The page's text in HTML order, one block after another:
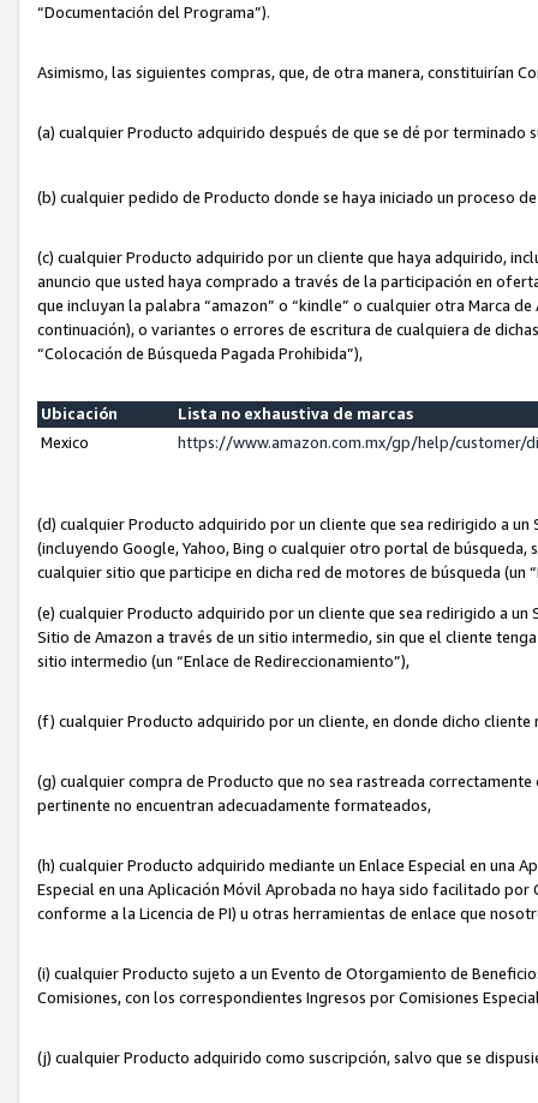
“Documentación del Programa”).
Asimismo, las siguientes compras, que, de otra manera, constituirían
(a) cualquier Producto adquirido después de que se dé por terminado
(b) cualquier pedido de Producto donde se haya iniciado un proceso
(c) cualquier Producto adquirido por un cliente que haya adquirido,
anuncio que usted haya comprado a través de la participación en
que incluyan la palabra “amazon” o “kindle” o cualquier otra Marca
continuación), o variantes o errores de escritura de cualquiera de
“Colocación de Búsqueda Pagada Prohibida”),
Ubicación
Lista no exhaustiva de marcas
Mexico
https://www.amazon.com.mx/gp/help/customer/
(d) cualquier Producto adquirido por un cliente que sea redirigido a
(incluyendo Google, Yahoo, Bing o cualquier otro portal de
cualquier sitio que participe en dicha red de motores de búsqueda (un
(e) cualquier Producto adquirido por un cliente que sea redirigido a un
Sitio de Amazon a través de un sitio intermedio, sin que el cliente
sitio intermedio (un “Enlace de Redireccionamiento”),
(f) cualquier Producto adquirido por un cliente, en donde dicho
(g) cualquier compra de Producto que no sea rastreada
pertinente no encuentran adecuadamente formateados,
(h) cualquier Producto adquirido mediante un Enlace Especial en una
Especial en una Aplicación Móvil Aprobada no haya sido facilitado
conforme a la Licencia de PI) u otras herramientas de enlace que
(i) cualquier Producto sujeto a un Evento de Otorgamiento de
Comisiones, con los correspondientes Ingresos por Comisiones
(j) cualquier Producto adquirido como suscripción, salvo que se